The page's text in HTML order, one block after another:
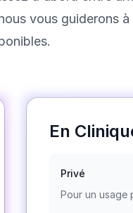
vous guiderons
En
Privé
Pour un usage